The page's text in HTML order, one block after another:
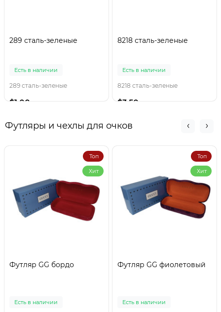
289 сталь-зеленые
Есть в наличии
289 сталь-зеленые
$1.00
8218 сталь-зеленые
Есть в наличии
8218 сталь-зеленые
$3.50
Футляры и чехлы для очков
Топ
Хит
Футляр GG бордо
Есть в наличии
Топ
Хит
Футляр GG фиолетовый
Есть в наличии